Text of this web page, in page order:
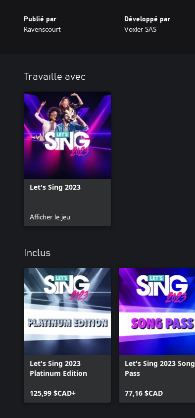
Publié par
Ravenscourt
Développé par
Voxler SAS
Travaille avec
Let's Sing 2023
Afficher le jeu
Inclus
Let's Sing 2023
Platinum Edition
125,99 $CAD+
Let's Sing 2023 Song
Pass
77,16 $CAD